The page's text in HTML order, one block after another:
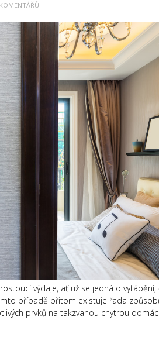
výdaje, ať už se jedná o
případě přitom existuje řada
prvků na takzvanou chytrou